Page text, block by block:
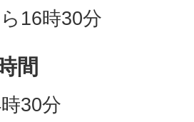
16時30分
間
30分